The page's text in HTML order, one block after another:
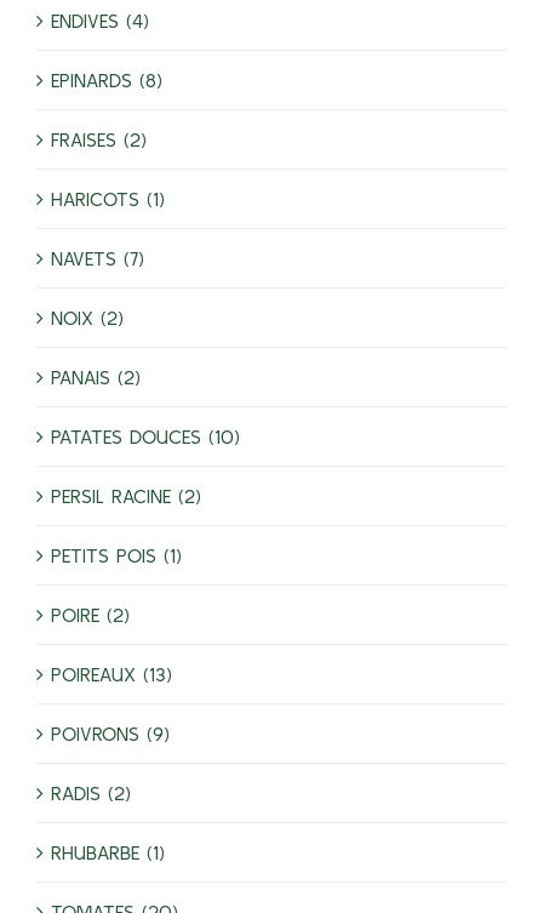
ENDIVES (4)
EPINARDS (8)
FRAISES (2)
HARICOTS (1)
NAVETS (7)
NOIX (2)
PANAIS (2)
PATATES DOUCES (10)
PERSIL RACINE (2)
PETITS POIS (1)
POIRE (2)
POIREAUX (13)
POIVRONS (9)
RADIS (2)
RHUBARBE (1)